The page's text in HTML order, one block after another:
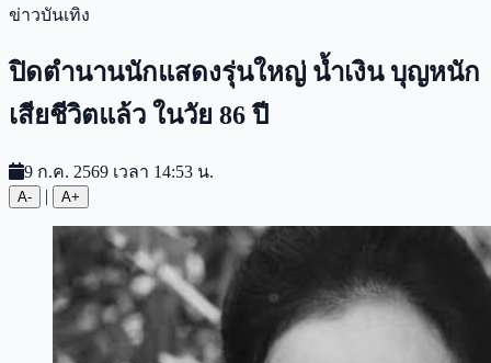
ข่าวบันเทิง
ปิดตำนานนักแสดงรุ่นใหญ่ น้ำเงิน บุญหนัก
เสียชีวิตแล้ว ในวัย 86 ปี
9 ก.ค. 2569 เวลา 14:53 น.
A- | A+